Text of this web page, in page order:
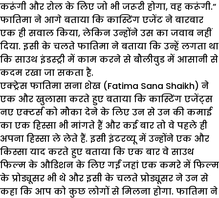
करूंगी और रोल के लिए जो भी जरूरी होगा, वह करूंगी.”
फातिमा ने आगे बताया कि कास्टिंग एजेंट ने बारबार
एक ही सवाल किया, लेकिन उन्होंने उस का जवाब नहीं
दिया. इसी के चलते फातिमा ने बताया कि उन्हें लगता था
कि साउथ इंडस्ट्री में काम करने से बौलीवुड में आसानी से
कदम रखा जा सकता है.
एक्ट्रेस फातिमा सना शेख (Fatima Sana Shaikh) ने
एक और खुलासा करते हुए बताया कि कास्टिंग एजेंट्स
नए एक्टर्स को मौका देने के लिए उन से उन की कमाई
का एक हिस्सा भी मांगते हैं और कई बार तो वे पहले ही
अपना हिस्सा ले लेते हैं. इसी इंटरव्यू में उन्होंने एक और
किस्सा याद करते हुए बताया कि एक बार वे साउथ
फिल्म के औडिशन के लिए गईं जहां एक कमरे में फिल्म
के प्रोड्यूसर भी थे और इसी के चलते प्रोड्यूसर ने उन से
कहा कि आप को कुछ लोगों से मिलना होगा. फातिमा ने